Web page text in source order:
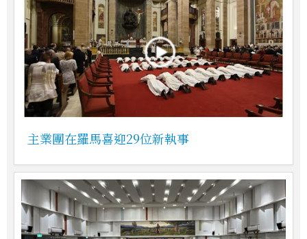
主業團在羅馬喜迎29位新執事